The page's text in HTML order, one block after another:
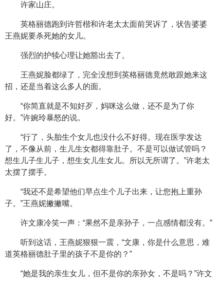
许家山庄。
英格丽德跑到许哲楷和许老太太面前哭诉了，状告婆婆
王燕妮要杀死她的女儿。
强烈的护犊心理让她豁出去了。
王燕妮脸都绿了，完全没想到英格丽德竟然敢跟她来这
招，还是当着这么多人的面。
“你简直就是不知好歹，妈咪这么做，还不是为了你
好。”许婉玲暴怒的说。
“行了，头胎生个女儿也没什么不好得。现在医学发达
了，不像从前，生儿生女都得靠肚子。不是可以做试管吗？
想生儿子生儿子，想生女儿生女儿。所以无所谓了。”许老太
太摆了摆手。
“我还不是希望他们早点生个儿子出来，让您抱上重孙
子。”王燕妮撇撇嘴。
许文康冷笑一声：“果然不是亲孙子，一点感情都没有。”
听到这话，王燕妮狠狠一震，“文康，你是什么意思，难
道英格丽德肚子里的孩子不是你的？”
“她是我的亲生女儿，但不是你的亲孙女，不是吗？”许文